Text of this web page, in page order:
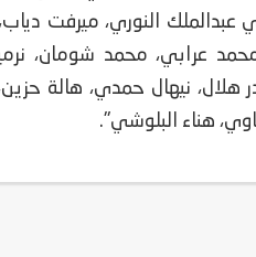
النوري، ميرفت
عرابي، محمد شومان،
هلال، نيهال حمدي، هالة
هناء البلوشي".